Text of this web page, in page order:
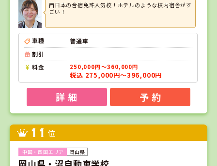
西日本の合宿免許人気校！ホテルのような校内宿舎がす
ごい！
車種
普通車
割引
料金
250,000円～360,000円
税込 275,000円～396,000円
詳 細 予 約
11 位
岡山県
岡山県・沼自動車学校